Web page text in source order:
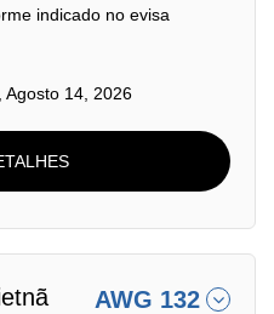
indicado no evisa
Agosto 14, 2026
AWG 132